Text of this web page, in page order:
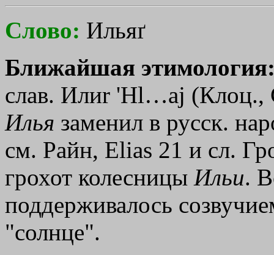
Слово: Ильяґ
Ближайшая
слав. Илиr 'Hl…aj (Клоц.,
Илья заменил в русск.
см. Райн, Еliаs 21 и сл.
грохот колесницы Ильи.
поддерживалось
"солнце".